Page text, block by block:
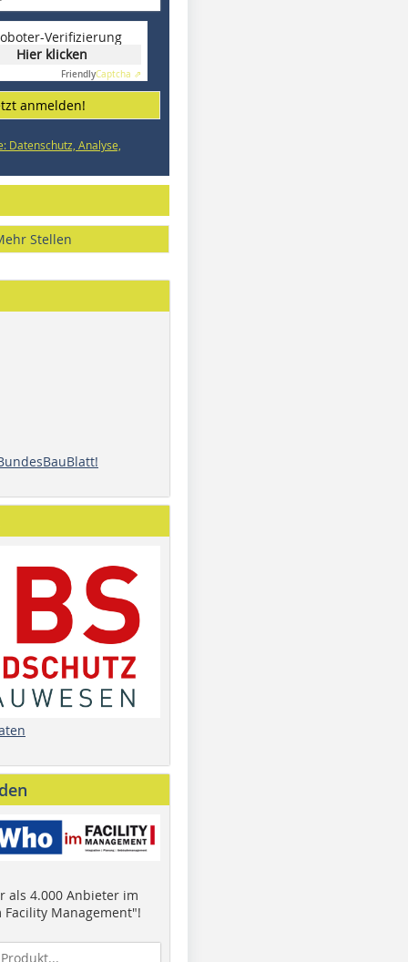
Verifizierung
Hier klicken
FriendlyCaptcha ⇗
anmelden!
Datenschutz, Analyse,
Stellen
als 4.000 Anbieter im
Facility Management"!